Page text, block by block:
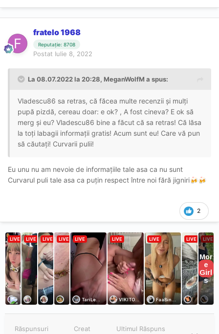
fratelo 1968
Reputație: 8708
Postat Iulie 8, 2022
La 08.07.2022 la 20:28, MeganWolfM a spus:
Vladescu86 sa retras, că făcea multe recenzii și mulți
pupă pizdă, cereau doar: e ok? , A fost cineva? E ok să
merg și eu? Vladescu86 bine a făcut că sa retras! Că lăsa
la toți labagii informații gratis! Acum sunt eu! Care vă pun
să căutați! Curvarii pulii!
Eu unu nu am nevoie de informațiile tale asa ca nu sunt
Curvarul puli tale asa ca puțin respect între noi fără jigniri🍻🍻
2
Răspunsuri Creat Ultimul Răspuns